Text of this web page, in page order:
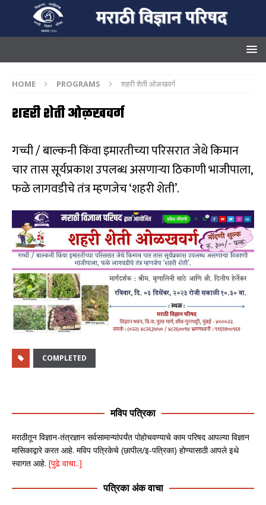
HOME PROGRAMS शहरी शेती ओळखवर्ग
शहरी शेती ओळखवर्ग
गच्ची / बाल्कनी किंवा इमारतीच्‍या परिसरात जेथे किमान
चार तास सूर्यप्रकाश उपलब्ध असणाऱ्या ठिकाणी भाजीपाला,
फळे लागवडीचे तंत्र म्‍हणजेच ‘शहरी शेती’.
COMPLETED
मविप पत्रिका
मराठीतून विज्ञान-तंत्रज्ञान सर्वसामान्यांपर्यंत पोहोचवण्याचे काम परिषद आपल्या विज्ञान
मासिकाद्वारे करत आहे. मविप पत्रिकेचे (छापील/इ-पत्रिका) होण्यासाठी आपले इथे
स्वागत आहे. [पुढे वाचा..]
पत्रिका अंक वाचा